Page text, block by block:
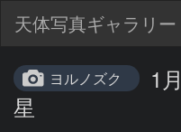
天体写真ギャラリー
ヨルノズク
1
星